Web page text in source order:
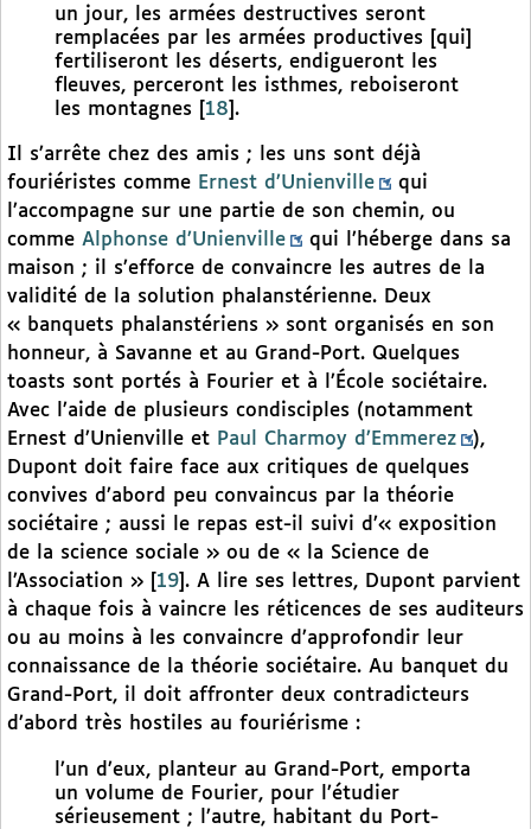
un jour, les armées destructives seront
remplacées par les armées productives [qui]
fertiliseront les déserts, endigueront les
fleuves, perceront les isthmes, reboiseront
les montagnes
18 .
Il s’arrête chez des amis ; les uns sont déjà
fouriéristes comme Ernest d’Unienville
qui
l’accompagne sur une partie de son chemin, ou
comme Alphonse d’Unienville
qui l’héberge dans sa
maison ; il s’efforce de convaincre les autres de la
validité de la solution phalanstérienne. Deux
« banquets phalanstériens » sont organisés en son
honneur, à Savanne et au Grand-Port. Quelques
toasts sont portés à Fourier et à l’École sociétaire.
Avec l’aide de plusieurs condisciples (notamment
Ernest d’Unienville et Paul Charmoy d’Emmerez
),
Dupont doit faire face aux critiques de quelques
convives d’abord peu convaincus par la théorie
sociétaire ; aussi le repas est-il suivi d’« exposition
de la science sociale » ou de « la Science de
l’Association »
19 . A lire ses lettres, Dupont parvient
à chaque fois à vaincre les réticences de ses auditeurs
ou au moins à les convaincre d’approfondir leur
connaissance de la théorie sociétaire. Au banquet du
Grand-Port, il doit affronter deux contradicteurs
d’abord très hostiles au fouriérisme :
l’un d’eux, planteur au Grand-Port, emporta
un volume de Fourier, pour l’étudier
sérieusement ; l’autre, habitant du Port-